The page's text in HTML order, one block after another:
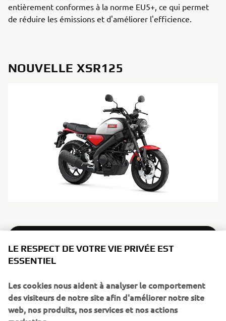
entièrement conformes à la norme EU5+, ce qui permet
de réduire les émissions et d'améliorer l'efficience.
NOUVELLE XSR125
NOUVELLE XSR125 LEGACY
LE RESPECT DE VOTRE VIE PRIVÉE EST
ESSENTIEL
Les cookies nous aident à analyser le comportement
des visiteurs de notre site afin d'améliorer notre site
web, nos produits, nos services et nos actions